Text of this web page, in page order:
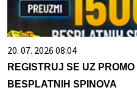
20. 07. 2026 08:04
REGISTRUJ SE UZ
BESPLATNIH SPINOVA